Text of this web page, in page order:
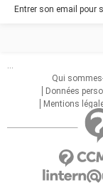
...
Qui
Données
Mentions